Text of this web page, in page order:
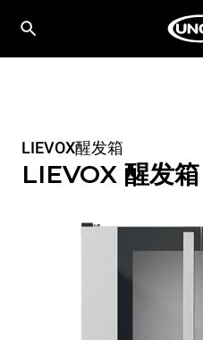
LIEVOX醒发箱
LIEVOX 醒发箱